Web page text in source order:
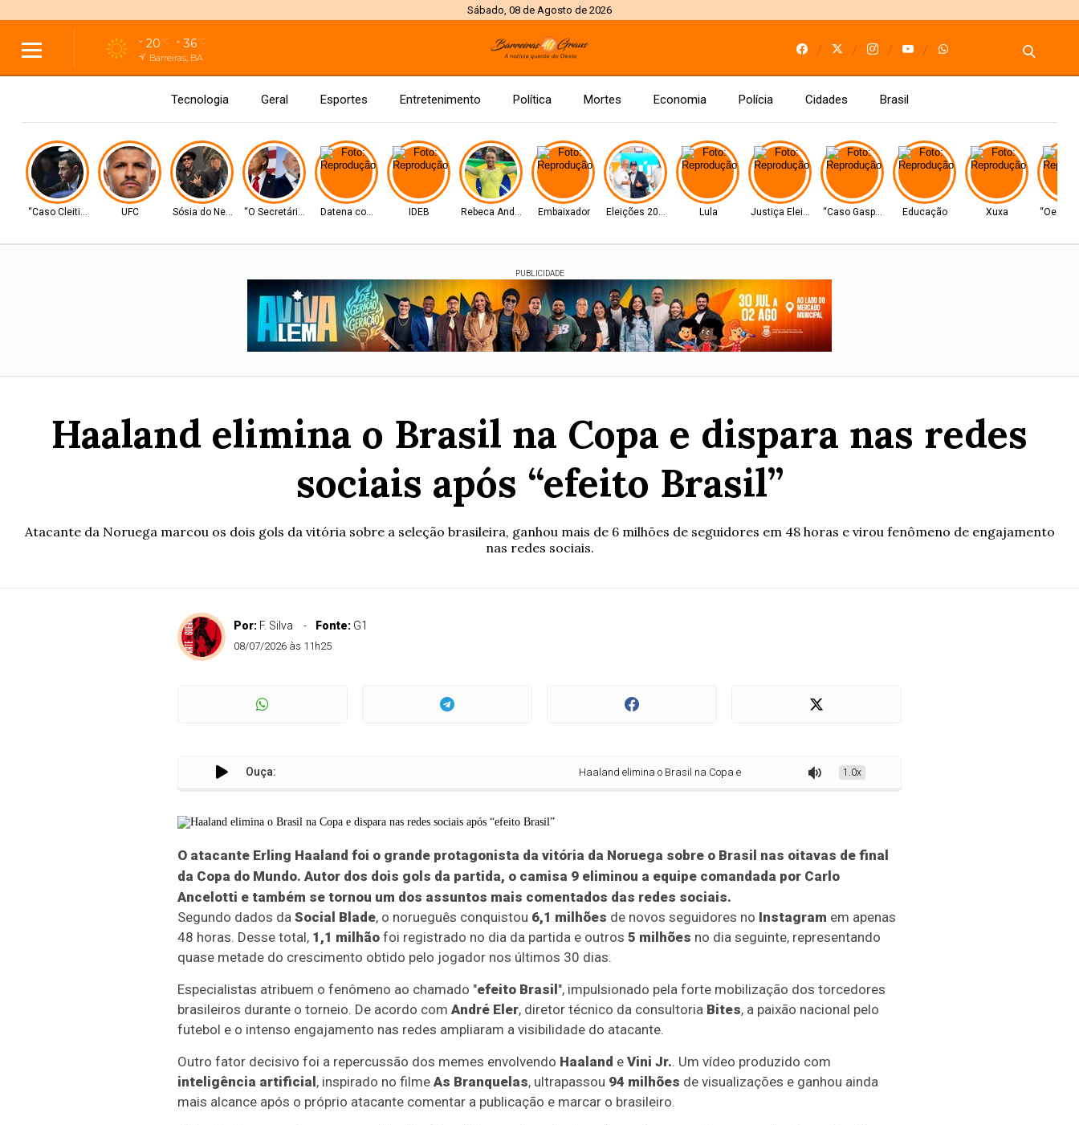
Sábado, 08 de Agosto de 2026
20°C 36°C
Barreiras, BA
Tecnologia Geral Esportes Entretenimento Política Mortes Economia Polícia Cidades Brasil
“Caso Cleitinho” UFC Sósia do Neymar“O Secretário” Datena com Lula IDEB Rebeca Andrade Embaixador Eleições 2026 Lula Justiça Eleitoral “Caso Gaspar” Educação Xuxa “Oeste
PUBLICIDADE
Haaland elimina o Brasil na Copa e dispara nas redes
sociais após “efeito Brasil”
Atacante da Noruega marcou os dois gols da vitória sobre a seleção brasileira, ganhou mais de 6 milhões de seguidores em 48 horas e virou fenômeno de engajamento
nas redes sociais.
Por: F. Silva Fonte: G1
08/07/2026 às 11h25
Ouça: Haaland elimina o Brasil na Copa e dispara nas redes sociais após “efeito Brasil”
1.0x
O atacante Erling Haaland foi o grande protagonista da vitória da Noruega sobre o Brasil nas oitavas de final
da Copa do Mundo. Autor dos dois gols da partida, o camisa 9 eliminou a equipe comandada por Carlo
Ancelotti e também se tornou um dos assuntos mais comentados das redes sociais.
Segundo dados da Social Blade, o norueguês conquistou 6,1 milhões de novos seguidores no Instagram em apenas
48 horas. Desse total, 1,1 milhãofoi registrado no dia da partida e outros 5 milhões no dia seguinte, representando
quase metade do crescimento obtido pelo jogador nos últimos 30 dias.
Especialistas atribuem o fenômeno ao chamado "efeito Brasil ", impulsionado pela forte mobilização dos torcedores
brasileiros durante o torneio. De acordo com André Eler, diretor técnico da consultoria Bites, a paixão nacional pelo
futebol e o intenso engajamento nas redes ampliaram a visibilidade do atacante.
Outro fator decisivo foi a repercussão dos memes envolvendo Haaland e Vini Jr.. Um vídeo produzido com
inteligência artificial , inspirado no filme As Branquelas, ultrapassou 94 milhões de visualizações e ganhou ainda
mais alcance após o próprio atacante comentar a publicação e marcar o brasileiro.